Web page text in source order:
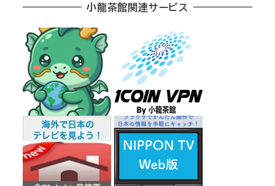
小龍茶館関連サービス